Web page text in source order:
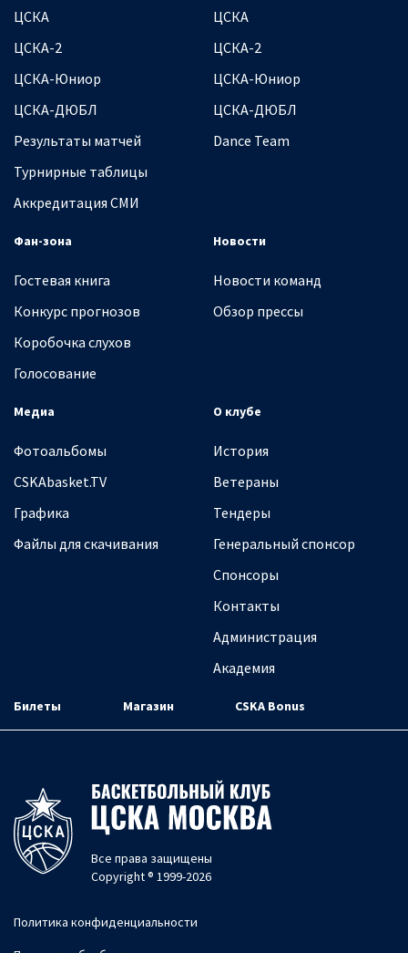
ЦСКА
ЦСКА-2
ЦСКА-Юниор
ЦСКА-ДЮБЛ
Результаты матчей
Турнирные таблицы
Аккредитация СМИ
ЦСКА
ЦСКА-2
ЦСКА-Юниор
ЦСКА-ДЮБЛ
Dance Team
Фан-зона
Гостевая книга
Конкурс прогнозов
Коробочка слухов
Голосование
Новости
Новости команд
Обзор прессы
Медиа
Фотоальбомы
CSKAbasket.TV
Графика
Файлы для скачивания
О клубе
История
Ветераны
Тендеры
Генеральный спонсор
Спонсоры
Контакты
Администрация
Академия
Билеты Магазин CSKA Bonus
Все права защищены
Copyright ® 1999-2026
Политика конфиденциальности